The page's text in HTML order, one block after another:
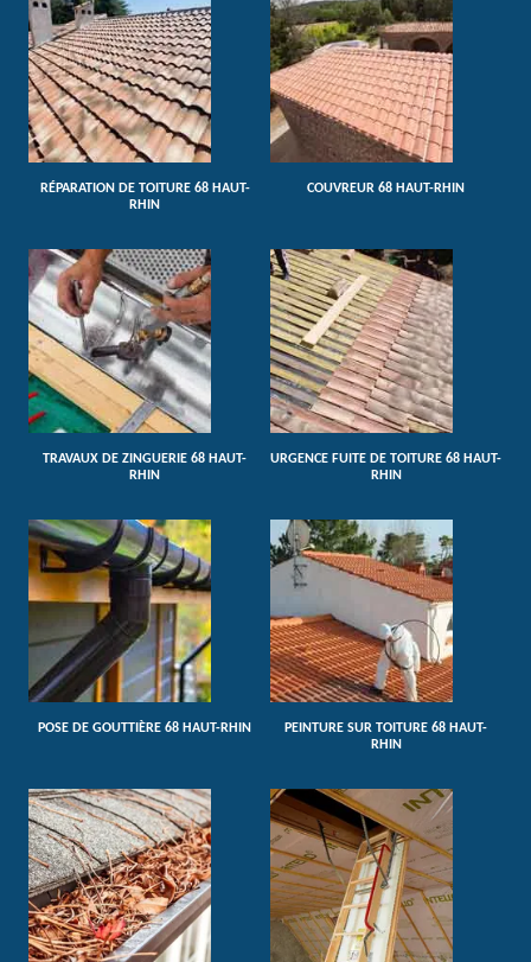
RÉPARATION DE TOITURE 68 HAUT-
RHIN
COUVREUR 68 HAUT-RHIN
TRAVAUX DE ZINGUERIE 68 HAUT-
RHIN
URGENCE FUITE DE TOITURE 68 HAUT-
RHIN
POSE DE GOUTTIÈRE 68 HAUT-RHIN
PEINTURE SUR TOITURE 68 HAUT-
RHIN